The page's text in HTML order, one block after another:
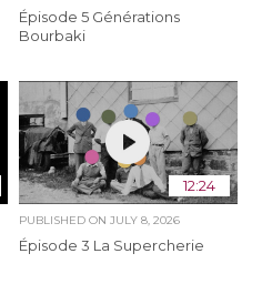
Épisode 5 Générations
Bourbaki
12:24
PUBLISHED ON JULY 8, 2026
Épisode 3 La Supercherie